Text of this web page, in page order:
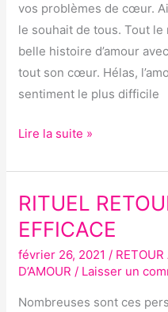
vos problèmes de cœur.
le souhait de tous. Tout
belle histoire d’amour
tout son cœur. Hélas,
sentiment le plus difficile
Lire la suite »
RITUEL
EFFICACE
février 26, 2021/
D’AMOUR / Laisser un
Nombreuses sont ces
RITUEL
RETOUR
AFFECTIF
EFFICACE